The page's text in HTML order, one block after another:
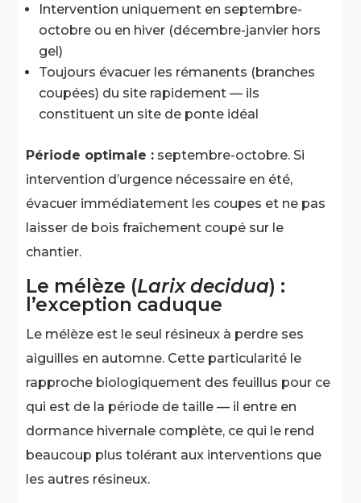
Intervention uniquement en septembre-
octobre ou en hiver (décembre-janvier hors
gel)
Toujours évacuer les rémanents (branches
coupées) du site rapidement — ils
constituent un site de ponte idéal
Période optimale : septembre-octobre. Si
intervention d’urgence nécessaire en été,
évacuer immédiatement les coupes et ne pas
laisser de bois fraîchement coupé sur le
chantier.
Le mélèze (Larix decidua) :
l’exception caduque
Le mélèze est le seul résineux à perdre ses
aiguilles en automne. Cette particularité le
rapproche biologiquement des feuillus pour ce
qui est de la période de taille — il entre en
dormance hivernale complète, ce qui le rend
beaucoup plus tolérant aux interventions que
les autres résineux.